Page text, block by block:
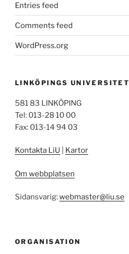
Entries feed
Comments feed
WordPress.org
LINKÖPINGS UNIVERSITET
581 83 LINKÖPING
Tel: 013-28 10 00
Fax: 013-14 94 03
Kontakta LiU Kartor
Om webbplatsen
Sidansvarig:webmaster@liu.se
ORGANISATION